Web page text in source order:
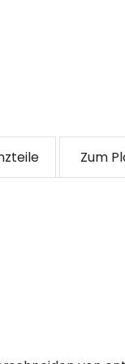
Zum